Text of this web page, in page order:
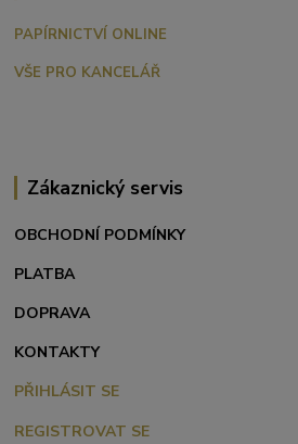
PAPÍRNICTVÍ ONLINE
VŠE PRO KANCELÁŘ
Zákaznický servis
OBCHODNÍ PODMÍNKY
PLATBA
DOPRAVA
KONTAKTY
PŘIHLÁSIT SE
REGISTROVAT SE